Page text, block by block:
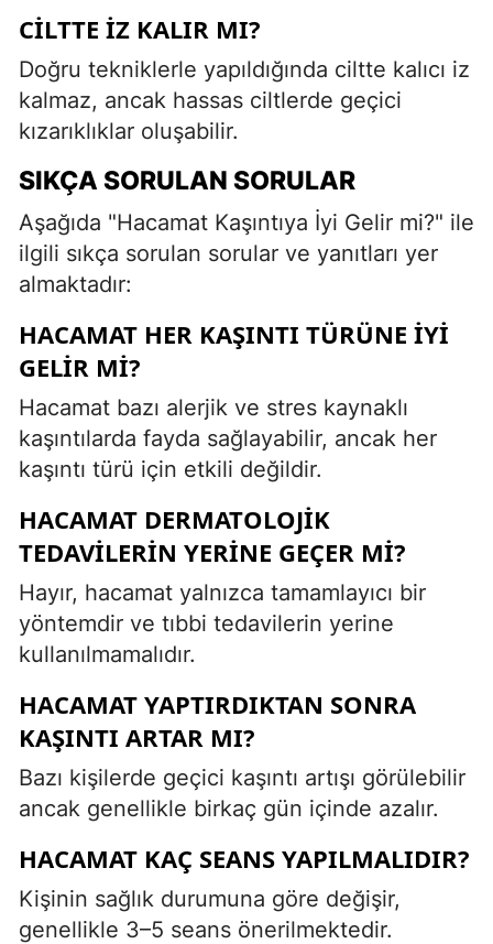
CILTTE İZ KALIR MI?
Doğru tekniklerle yapıldığında ciltte kalıcı iz
kalmaz, ancak hassas ciltlerde geçici
kızarıklıklar oluşabilir.
SIKÇA SORULAN SORULAR
Aşağıda "Hacamat Kaşıntıya İyi Gelir mi?" ile
ilgili sıkça sorulan sorular ve yanıtları yer
almaktadır:
HACAMAT HER KAŞINTI TÜRÜNE IYI
GELIR MI?
Hacamat bazı alerjik ve stres kaynaklı
kaşıntılarda fayda sağlayabilir, ancak her
kaşıntı türü için etkili değildir.
HACAMAT DERMATOLOJIK
TEDAVILERIN YERINE GEÇER MI?
Hayır, hacamat yalnızca tamamlayıcı bir
yöntemdir ve tıbbi tedavilerin yerine
kullanılmamalıdır.
HACAMAT YAPTIRDIKTAN SONRA
KAŞINTI ARTAR MI?
Bazı kişilerde geçici kaşıntı artışı görülebilir
ancak genellikle birkaç gün içinde azalır.
HACAMAT KAÇ SEANS YAPILMALIDIR?
Kişinin sağlık durumuna göre değişir,
genellikle 3–5 seans önerilmektedir.